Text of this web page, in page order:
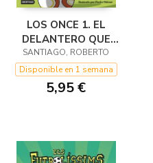
LOS ONCE 1. EL
DELANTERO QUE
VOLABA AL
ATARDECER.
EDICIÓN LIMITADA A
PRECIO ESPE
SANTIAGO, ROBERTO
Disponible en 1 semana
5,95 €